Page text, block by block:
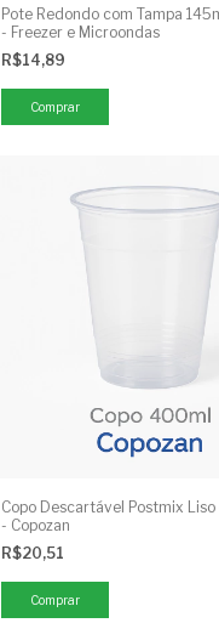
Pote Redondo com Tampa
- Freezer e Microondas
R$14,89
Comprar
Copo Descartável Postmix
- Copozan
R$20,51
Comprar